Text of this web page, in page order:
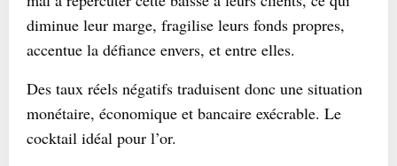
diminue leur marge, fragilise leurs fonds propres,
accentue la défiance envers, et entre elles.
Des taux réels négatifs traduisent donc une situation
monétaire, économique et bancaire exécrable. Le
cocktail idéal pour l’or.